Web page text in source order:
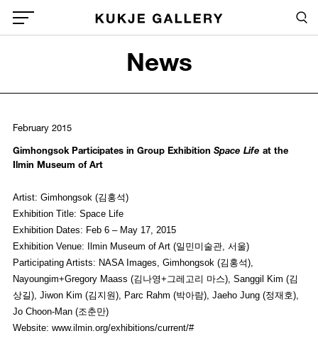
Skip to main content
Global Menu Open Button
News
February 2015
Gimhongsok Participates in Group Exhibition Space Life at the
Ilmin Museum of Art
Artist: Gimhongsok (김홍석)
Exhibition Title: Space Life
Exhibition Dates: Feb 6 – May 17, 2015
Exhibition Venue: Ilmin Museum of Art (일민미술관, 서울)
Participating Artists: NASA Images, Gimhongsok (김홍석),
Nayoungim+Gregory Maass (김나영+그레고리 마스), Sanggil Kim (김
상길), Jiwon Kim (김지원), Parc Rahm (박아람), Jaeho Jung (정재호),
Jo Choon-Man (조춘만)
Website: www.ilmin.org/exhibitions/current/#